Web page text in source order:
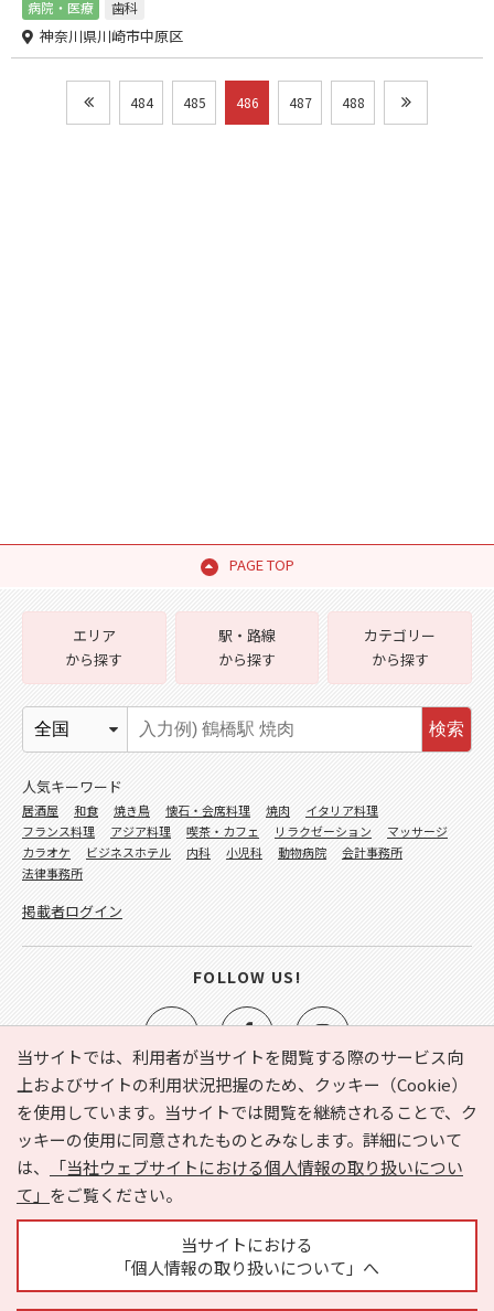
病院・医療 歯科
神奈川県川崎市中原区
484 485 486 487 488
PAGE TOP
当サイトでは、利用者が当サイトを閲覧する際のサービス向
上およびサイトの利用状況把握のため、クッキー（Cookie）
を使用しています。当サイトでは閲覧を継続されることで、ク
ッキーの使用に同意されたものとみなします。詳細について
は、
「当社ウェブサイトにおける個人情報の取り扱いについ
て」 をご覧ください。
当サイトにおける
「個人情報の取り扱いについて」へ
e-NAVITA（イーナビタ）とは？ お気に入り
ヘルプ
利用規約
個人情報の取り扱いについて
運営会社
サイトマップ
広告掲載に関するお問い合わせ
エリア
から探す
駅・路線
から探す
カテゴリー
から探す
検索
人気キーワード
居酒屋 和食 焼き鳥 懐石・会席料理 焼肉
イタリア料理
フランス料理
アジア料理 喫茶・カフェ リラクゼーション
マッサージ
カラオケ
ビジネスホテル 内科 小児科 動物病院
会計事務所
法律事務所
掲載者ログイン
FOLLOW US!